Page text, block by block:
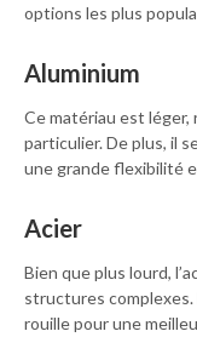
options les plus
Aluminium
Ce matériau est
particulier. De plus, il
une grande flexibilité
Acier
Bien que plus lourd,
structures
rouille pour une